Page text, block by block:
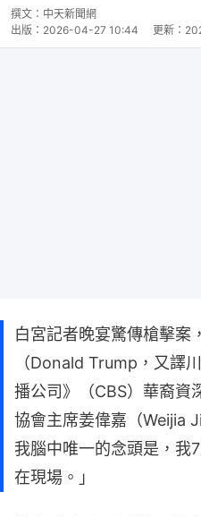
撰文： 中天新聞網
出版： 2026-04-27 10:44 更新：
白宮記者晚宴驚傳槍擊案
（Donald Trump，又譯
播公司》（CBS）華裔資
協會主席姜偉嘉（Weijia
我腦中唯一的念頭是，我
在現場。」